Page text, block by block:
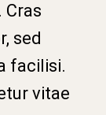
Cras
sed
facilisi.
vitae